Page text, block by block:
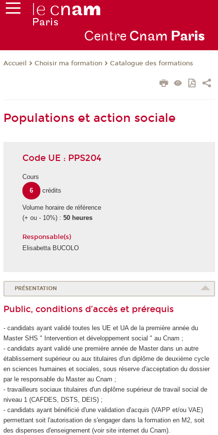
Centre Cnam Paris
Accueil Choisir ma formation Catalogue des formations
Populations et action sociale
Code UE : PPS204
Cours
6
crédits
Volume horaire de référence
(+ ou - 10%) : 50 heures
Responsable(s)
Elisabetta BUCOLO
PRÉSENTATION
Public, conditions d’accès et prérequis
- candidats ayant validé toutes les UE et UAde la première année du
Master SHS " Intervention et développement social " au Cnam ;
- candidats ayant validé une première année de Master dans un autre
établissement supérieur ou aux titulaires d'un diplôme de deuxième cycle
en sciences humaines et sociales, sous réserve d'acceptation du dossier
par le responsable du Master au Cnam ;
- travailleurs sociaux titulaires d'un diplôme supérieur de travail social de
niveau 1 (CAFDES, DSTS, DEIS) ;
- candidats ayant bénéficié d'une validation d'acquis (VAPP et/ou VAE)
permettant soit l'autorisation de s'engager dans la formation en M2, soit
des dispenses d'enseignement (voir site internet du Cnam).